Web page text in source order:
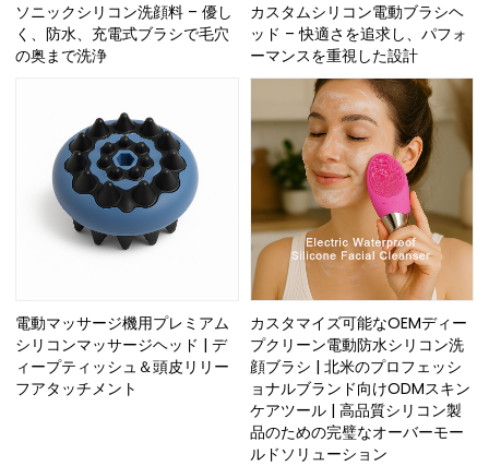
ソニックシリコン洗顔料 – 優し
く、防水、充電式ブラシで毛穴
の奥まで洗浄
カスタムシリコン電動ブラシヘ
ッド – 快適さを追求し、パフォ
ーマンスを重視した設計
電動マッサージ機用プレミアム
シリコンマッサージヘッド | デ
ィープティッシュ＆頭皮リリー
フアタッチメント
カスタマイズ可能なOEMディー
プクリーン電動防水シリコン洗
顔ブラシ | 北米のプロフェッシ
ョナルブランド向けODMスキン
ケアツール | 高品質シリコン製
品のための完璧なオーバーモー
ルドソリューション